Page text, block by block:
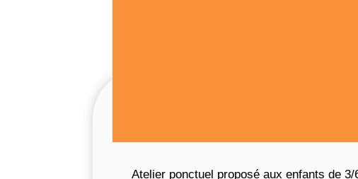
Atelier ponctuel proposé aux enfants de